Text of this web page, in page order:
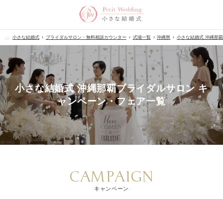
小さな結婚式 ブライダルサロン・無料相談カウンター 式場一覧 沖縄県 小さな結婚式 沖縄那
小さな結婚式 沖縄那覇ブライダルサロン キ
ャンペーン・フェア一覧
CAMPAIGN
キャンペーン